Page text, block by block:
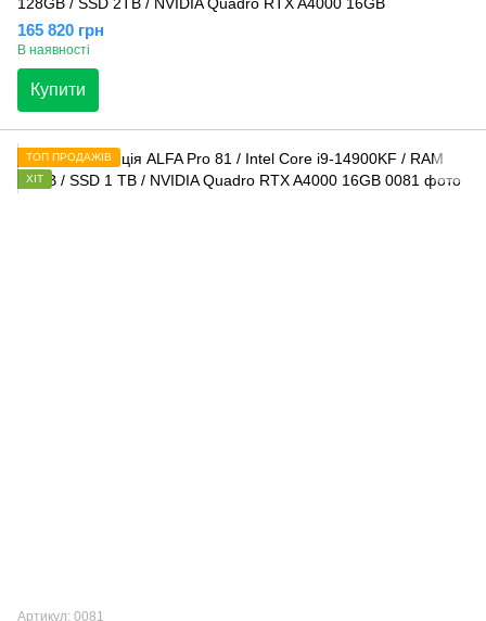
165 820 грн
В наявності
Купити
ТОП ПРОДАЖІВ
ХІТ
Артикул: 0081